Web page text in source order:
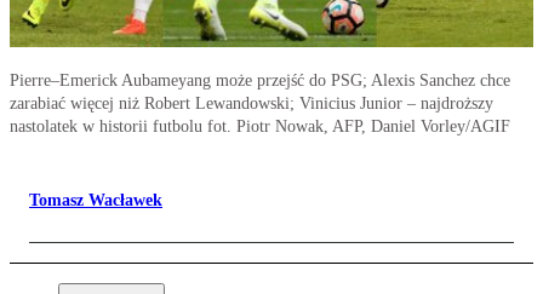
Pierre–Emerick Aubameyang może przejść do PSG; Alexis Sanchez chce
zarabiać więcej niż Robert Lewandowski; Vinicius Junior – najdroższy
nastolatek w historii futbolu fot. Piotr Nowak, AFP, Daniel Vorley/AGIF
Tomasz Wacławek